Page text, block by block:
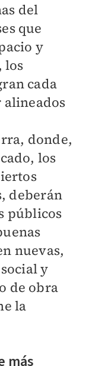
del
que
y
los
cada
alineados
donde,
los
deberán
públicos
nuevas,
y
de obra
la
más